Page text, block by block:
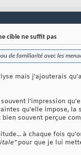
cible ne suffit pas
de familiarité avec les
mais j'ajouterais
souvent l'impression
qu'elle impose,
souvent perçue
à chaque fois
pour que je lui